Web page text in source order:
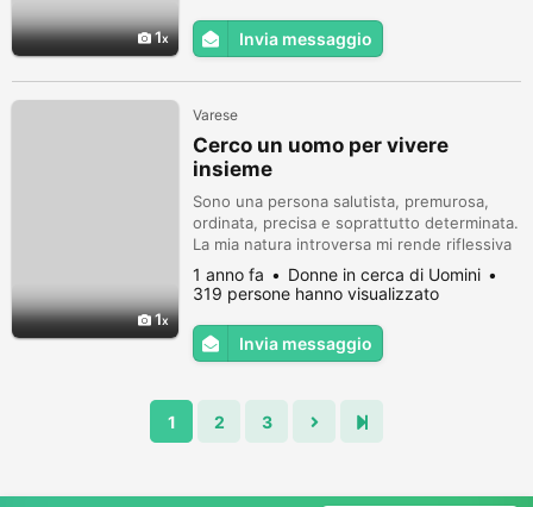
1 Invia messaggio
1
Varese
Cerco un uomo per vivere
insieme
Sono una persona salutista, premurosa,
ordinata, precisa e soprattutto determinata.
La mia natura introversa mi rende riflessiva
e diligente in ogni aspetto della vita,
tuttavia aperta ad ogni nuova esperienza.
1 anno fa
Donne in cerca di Uomini
319 persone hanno visualizzato
Invia messaggio
1 2 3